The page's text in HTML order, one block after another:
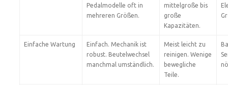
Pedalmodelle oft in
mehreren Größen.
mittelgroße bis
große
Kapazitäten.
Einfache Wartung
Einfach. Mechanik ist
robust. Beutelwechsel
manchmal umständlich.
Meist leicht zu
reinigen. Wenige
bewegliche
Teile.